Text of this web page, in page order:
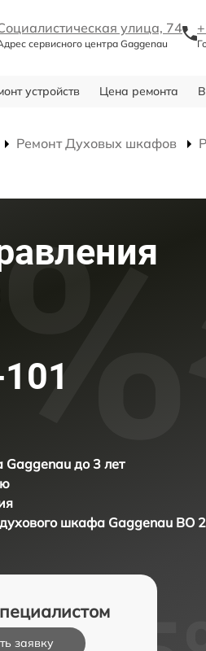
улица, 74
сервисного центра Gaggenau
устройств Цена ремонта
Ремонт Духовых шкафов
до 3 лет
шкафа Gaggenau BO
заявку